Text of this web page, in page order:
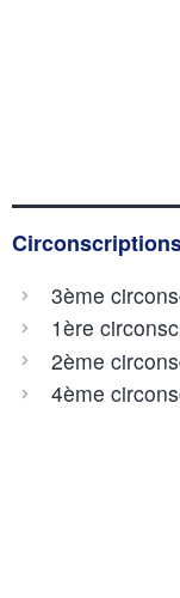
3ème
1ère
2ème
4ème